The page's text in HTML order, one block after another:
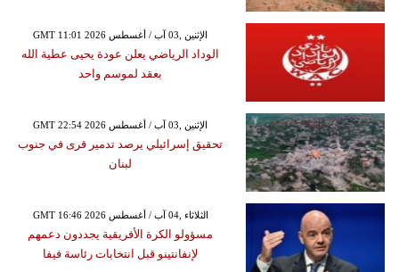
GMT 11:01 2026 الإثنين ,03 آب / أغسطس
الوداد الرياضي يعلن عودة يحيى عطية الله
بعقد لموسم واحد
GMT 22:54 2026 الإثنين ,03 آب / أغسطس
تحقيق إسرائيلي يرصد تدمير قرى في جنوب
لبنان
GMT 16:46 2026 الثلاثاء ,04 آب / أغسطس
مسؤولو الكرة الأفريقية يجددون دعمهم
لإنفانتينو قبل انتخابات رئاسة فيفا